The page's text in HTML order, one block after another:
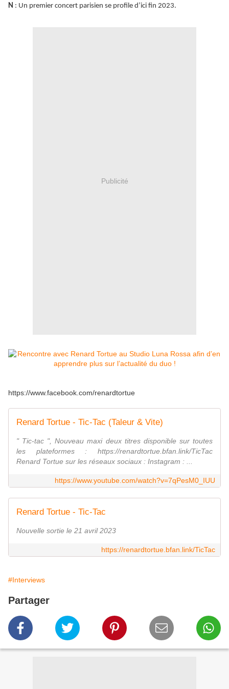
N : Un premier concert parisien se profile d’ici fin 2023.
Publicité
https://www.facebook.com/renardtortue
Renard Tortue - Tic-Tac (Taleur & Vite)
" Tic-tac ", Nouveau maxi deux titres disponible sur toutes
les plateformes : https://renardtortue.bfan.link/TicTac
Renard Tortue sur les réseaux sociaux : Instagram : ...
https://www.youtube.com/watch?v=7qPesM0_IUU
Renard Tortue - Tic-Tac
Nouvelle sortie le 21 avril 2023
https://renardtortue.bfan.link/TicTac
#Interviews
Partager